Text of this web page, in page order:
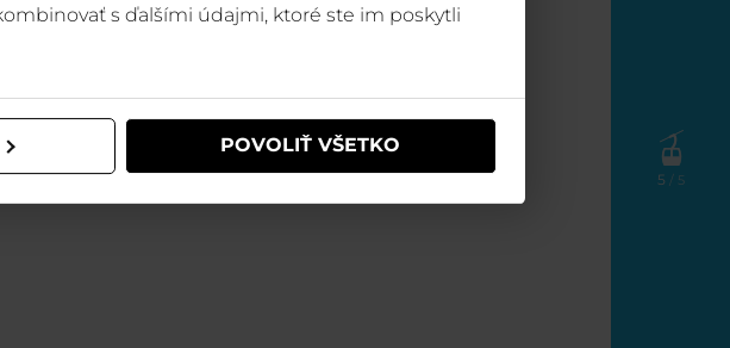
s ďalšími údajmi, ktoré ste im poskytli
POVOLIŤ VŠETKO
5 / 5
a na Bielu Púť.
červenú značku smer Brhliská a pod Orlou skalou